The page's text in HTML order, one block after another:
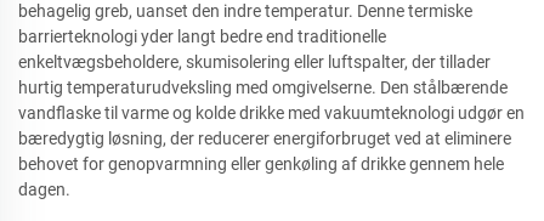
behagelig greb, uanset den indre temperatur. Denne termiske
barrierteknologi yder langt bedre end traditionelle
enkeltvægsbeholdere, skumisolering eller luftspalter, der tillader
hurtig temperaturudveksling med omgivelserne. Den stålbærende
vandflaske til varme og kolde drikke med vakuumteknologi udgør en
bæredygtig løsning, der reducerer energiforbruget ved at eliminere
behovet for genopvarmning eller genkøling af drikke gennem hele
dagen.